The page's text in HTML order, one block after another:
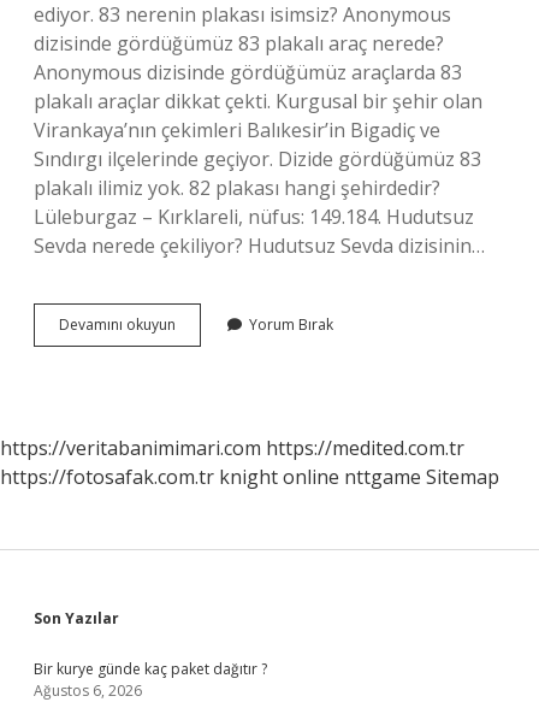
ediyor. 83 nerenin plakası isimsiz? Anonymous
dizisinde gördüğümüz 83 plakalı araç nerede?
Anonymous dizisinde gördüğümüz araçlarda 83
plakalı araçlar dikkat çekti. Kurgusal bir şehir olan
Virankaya’nın çekimleri Balıkesir’in Bigadiç ve
Sındırgı ilçelerinde geçiyor. Dizide gördüğümüz 83
plakalı ilimiz yok. 82 plakası hangi şehirdedir?
Lüleburgaz – Kırklareli, nüfus: 149.184. Hudutsuz
Sevda nerede çekiliyor? Hudutsuz Sevda dizisinin…
Devamını okuyun
Nerenin
Yorum Bırak
https://veritabanimimari.com https://medited.com.tr
https://fotosafak.com.tr knight online nttgame Sitemap
Sidebar
Son Yazılar
Bir kurye günde kaç paket dağıtır ?
Ağustos 6, 2026